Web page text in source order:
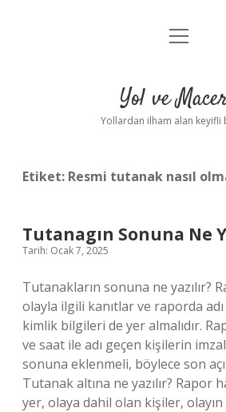
Anasayfa
Yasal Uyarı
menüyü
Yol ve
Yollardan ilham alan keyifli
Etiket: Resmi tutanak nasıl
Tutanagın Sonuna Ne
Tarih: Ocak 7, 2025
Tutanakların sonuna ne yazılır?
olayla ilgili kanıtlar ve raporda
kimlik bilgileri de yer almalıdır.
ve saat ile adı geçen kişilerin
sonuna eklenmeli, böylece son
Tutanak altına ne yazılır? Rapor
yer, olaya dahil olan kişiler, olayın